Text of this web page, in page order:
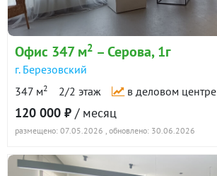
Офис 347 м2 – Серова, 1г
г. Березовский
347 м2 2/2 этаж в деловом центре
120 000 ₽ / месяц
размещено: 07.05.2026 , обновлено: 30.06.2026